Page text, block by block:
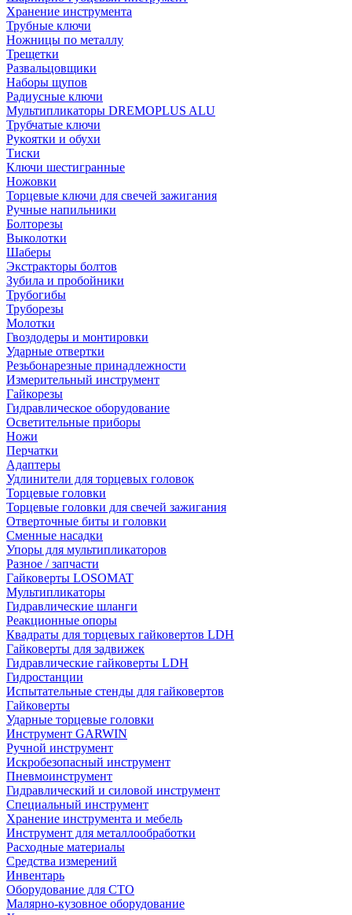
Хранение инструмента
Трубные ключи
Ножницы по металлу
Трещетки
Развальцовщики
Наборы щупов
Радиусные ключи
Мультипликаторы DREMOPLUS ALU
Трубчатые ключи
Рукоятки и обухи
Тиски
Ключи шестигранные
Ножовки
Торцевые ключи для свечей зажигания
Ручные напильники
Болторезы
Выколотки
Шаберы
Экстракторы болтов
Зубила и пробойники
Трубогибы
Труборезы
Молотки
Гвоздодеры и монтировки
Ударные отвертки
Резьбонарезные принадлежности
Измерительный инструмент
Гайкорезы
Гидравлическое оборудование
Осветительные приборы
Ножи
Перчатки
Адаптеры
Удлинители для торцевых головок
Торцевые головки
Торцевые головки для свечей зажигания
Отверточные биты и головки
Сменные насадки
Упоры для мультипликаторов
Разное / запчасти
Гайковерты LOSOMAT
Мультипликаторы
Гидравлические шланги
Реакционные опоры
Квадраты для торцевых гайковертов LDH
Гайковерты для задвижек
Гидравлические гайковерты LDH
Гидростанции
Испытательные стенды для гайковертов
Гайковерты
Ударные торцевые головки
Инструмент GARWIN
Ручной инструмент
Искробезопасный инструмент
Пневмоинструмент
Гидравлический и силовой инструмент
Специальный инструмент
Хранение инструмента и мебель
Инструмент для металлообработки
Расходные материалы
Средства измерений
Инвентарь
Оборудование для СТО
Малярно-кузовное оборудование